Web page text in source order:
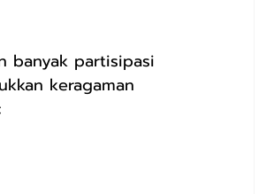
banyak partisipasi
keragaman